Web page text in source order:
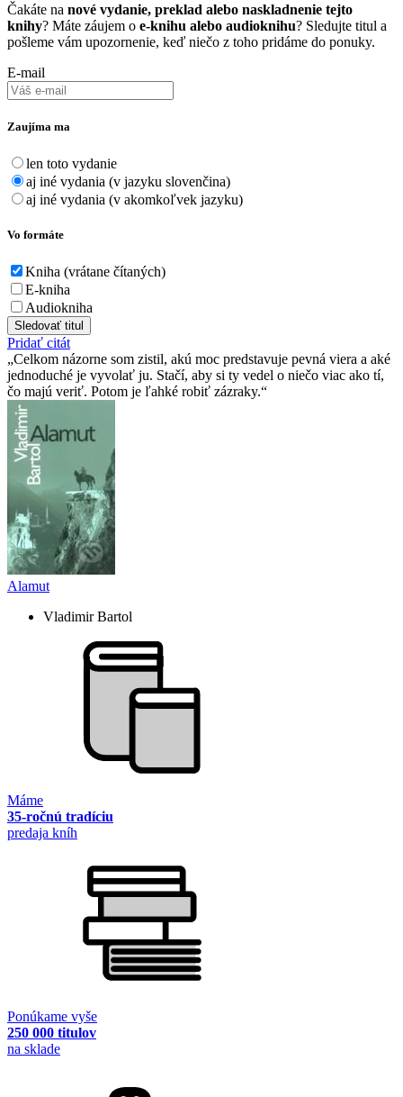
Čakáte na nové vydanie, preklad alebo naskladnenie tejto
knihy? Máte záujem o e-knihu alebo audioknihu? Sledujte titul a
pošleme vám upozornenie, keď niečo z toho pridáme do ponuky.
E-mail
Zaujíma ma
len toto vydanie
aj iné vydania (v jazyku slovenčina)
aj iné vydania (v akomkoľvek jazyku)
Vo formáte
Kniha (vrátane čítaných)
E-kniha
Audiokniha
Sledovať titul
Pridať citát
Celkom názorne som zistil, akú moc predstavuje pevná viera a aké
jednoduché je vyvolať ju. Stačí, aby si ty vedel o niečo viac ako tí,
čo majú veriť. Potom je ľahké robiť zázraky.
Alamut
Vladimir Bartol
Máme
35-ročnú tradíciu
predaja kníh
Ponúkame vyše
250 000 titulov
na sklade